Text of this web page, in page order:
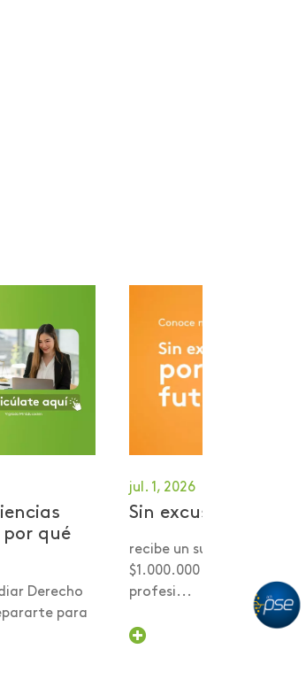
por qué
Derecho
para
jul. 1, 2026
Sin excusas por tu
recibe un subsidio desde
$1.000.000 para
profesi...